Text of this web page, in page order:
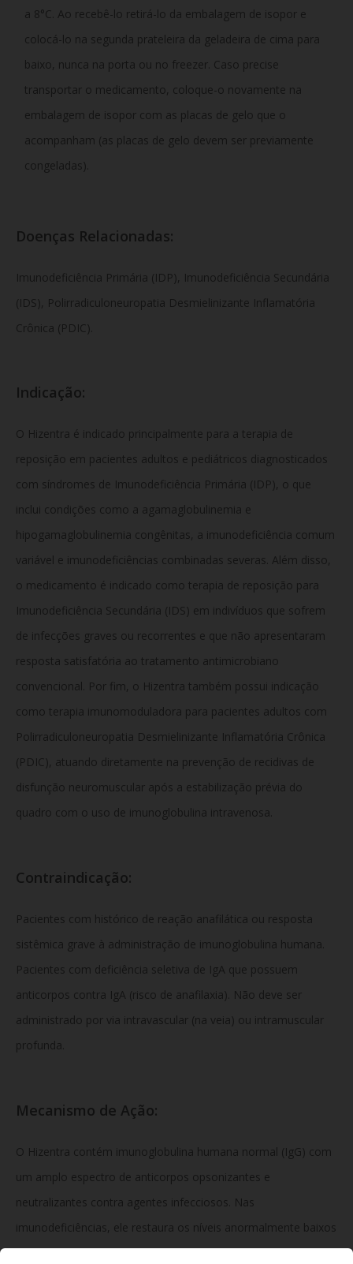
a 8°C. Ao recebê-lo retirá-lo da embalagem de isopor e
colocá-lo na segunda prateleira da geladeira de cima para
baixo, nunca na porta ou no freezer. Caso precise
transportar o medicamento, coloque-o novamente na
embalagem de isopor com as placas de gelo que o
acompanham (as placas de gelo devem ser previamente
congeladas).
Doenças Relacionadas:
Imunodeficiência Primária (IDP), Imunodeficiência Secundária
(IDS), Polirradiculoneuropatia Desmielinizante Inflamatória
Crônica (PDIC).
Indicação:
O Hizentra é indicado principalmente para a terapia de
reposição em pacientes adultos e pediátricos diagnosticados
com síndromes de Imunodeficiência Primária (IDP), o que
inclui condições como a agamaglobulinemia e
hipogamaglobulinemia congênitas, a imunodeficiência comum
variável e imunodeficiências combinadas severas. Além disso,
o medicamento é indicado como terapia de reposição para
Imunodeficiência Secundária (IDS) em indivíduos que sofrem
de infecções graves ou recorrentes e que não apresentaram
resposta satisfatória ao tratamento antimicrobiano
convencional. Por fim, o Hizentra também possui indicação
como terapia imunomoduladora para pacientes adultos com
Polirradiculoneuropatia Desmielinizante Inflamatória Crônica
(PDIC), atuando diretamente na prevenção de recidivas de
disfunção neuromuscular após a estabilização prévia do
quadro com o uso de imunoglobulina intravenosa.
Contraindicação:
Pacientes com histórico de reação anafilática ou resposta
sistêmica grave à administração de imunoglobulina humana.
Pacientes com deficiência seletiva de IgA que possuem
anticorpos contra IgA (risco de anafilaxia). Não deve ser
administrado por via intravascular (na veia) ou intramuscular
profunda.
Mecanismo de Ação:
O Hizentra contém imunoglobulina humana normal (IgG) com
um amplo espectro de anticorpos opsonizantes e
neutralizantes contra agentes infecciosos. Nas
imunodeficiências, ele restaura os níveis anormalmente baixos
de IgG para valores normais, restabelecendo a defesa